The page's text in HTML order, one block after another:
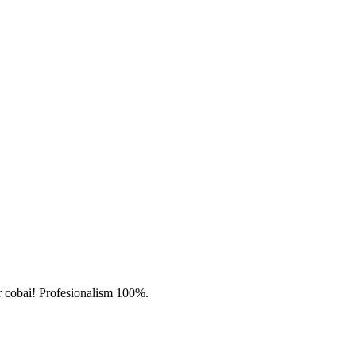
cobai! Profesionalism 100%.